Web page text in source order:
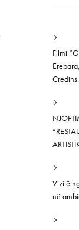
Filmi
Credins.
Vizitë
në